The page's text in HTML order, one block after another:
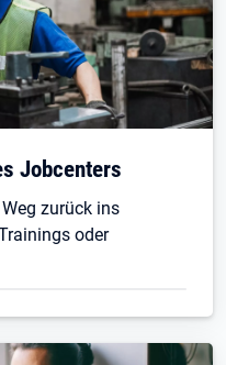
Jobcenters
zurück ins
oder